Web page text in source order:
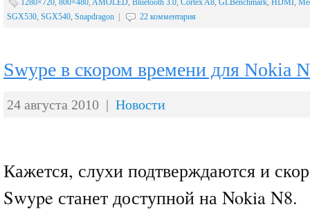
1280×720, 800×480, AMOLED, Bluetooth 3.0, Cortex A8, GLBenchmark, HDMI,
SGX530, SGX540, Snapdragon 22 комментария
Swype в скором времени для Nokia
24 августа 2010 | Новости
Кажется, слухи подтверждаются и
Swype станет доступной на Nokia N8.